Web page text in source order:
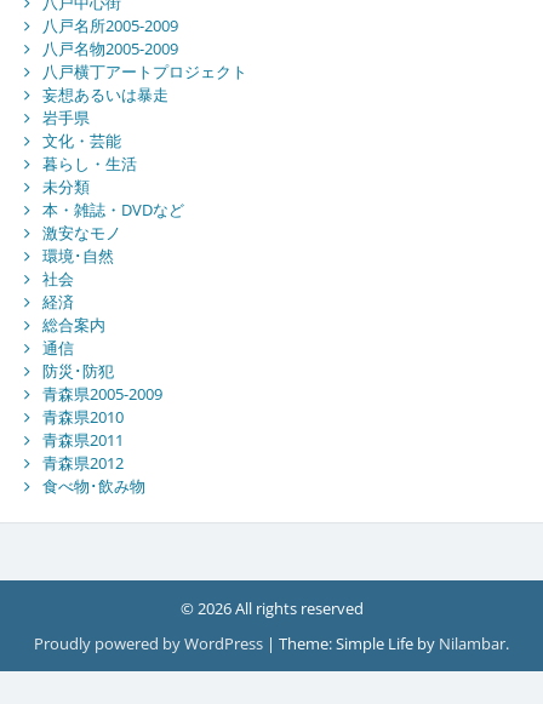
八戸名所2005-2009
八戸名物2005-2009
八戸横丁アートプロジェクト
妄想あるいは暴走
岩手県
文化・芸能
暮らし・生活
未分類
本・雑誌・DVDなど
激安なモノ
環境･自然
社会
経済
総合案内
通信
防災･防犯
青森県2005-2009
青森県2010
青森県2011
青森県2012
食べ物･飲み物
© 2026 All rights reserved
Proudly powered by WordPress | Theme: Simple Life by Nilambar.